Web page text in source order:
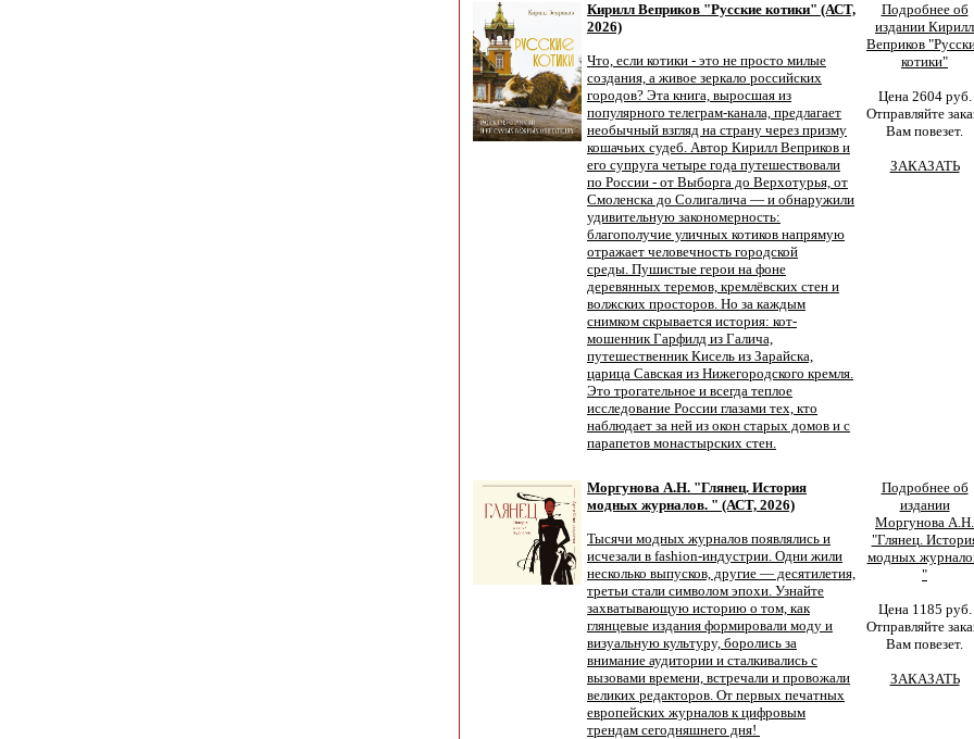
Кирилл Веприков "Русские котики" (АСТ,
2026)
Что, если котики - это не просто милые
создания, а живое зеркало российских
городов? Эта книга, выросшая из
популярного телеграм-канала, предлагает
необычный взгляд на страну через призму
кошачьих судеб. Автор Кирилл Веприков и
его супруга четыре года путешествовали
по России - от Выборга до Верхотурья, от
Смоленска до Солигалича — и обнаружили
удивительную закономерность:
благополучие уличных котиков напрямую
отражает человечность городской
среды. Пушистые герои на фоне
деревянных теремов, кремлёвских стен и
волжских просторов. Но за каждым
снимком скрывается история: кот-
мошенник Гарфилд из Галича,
путешественник Кисель из Зарайска,
царица Савская из Нижегородского кремля.
Это трогательное и всегда теплое
исследование России глазами тех, кто
наблюдает за ней из окон старых домов и с
парапетов монастырских стен.
Подробнее об
издании Кирилл
Веприков
котики"
Цена 2604 руб.
Отправляйте
Вам повезет.
ЗАКАЗАТЬ
Моргунова А.Н. "Глянец. История
модных журналов. " (АСТ, 2026)
Тысячи модных журналов появлялись и
исчезали в fashion-индустрии. Одни жили
несколько выпусков, другие — десятилетия,
третьи стали символом эпохи. Узнайте
захватывающую историю о том, как
глянцевые издания формировали моду и
визуальную культуру, боролись за
внимание аудитории и сталкивались с
вызовами времени, встречали и провожали
великих редакторов. От первых печатных
европейских журналов к цифровым
трендам сегодняшнего дня!
Подробнее об
издании
Моргунова А.Н.
"Глянец.
модных
"
Цена 1185 руб.
Отправляйте
Вам повезет.
ЗАКАЗАТЬ